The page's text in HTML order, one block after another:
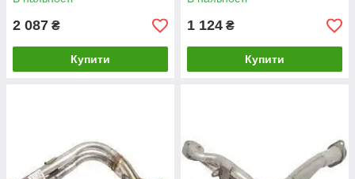
2 087 ₴
Купити
1 124 ₴
Купити